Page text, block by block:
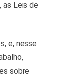
as Leis de
e, nesse
sobre